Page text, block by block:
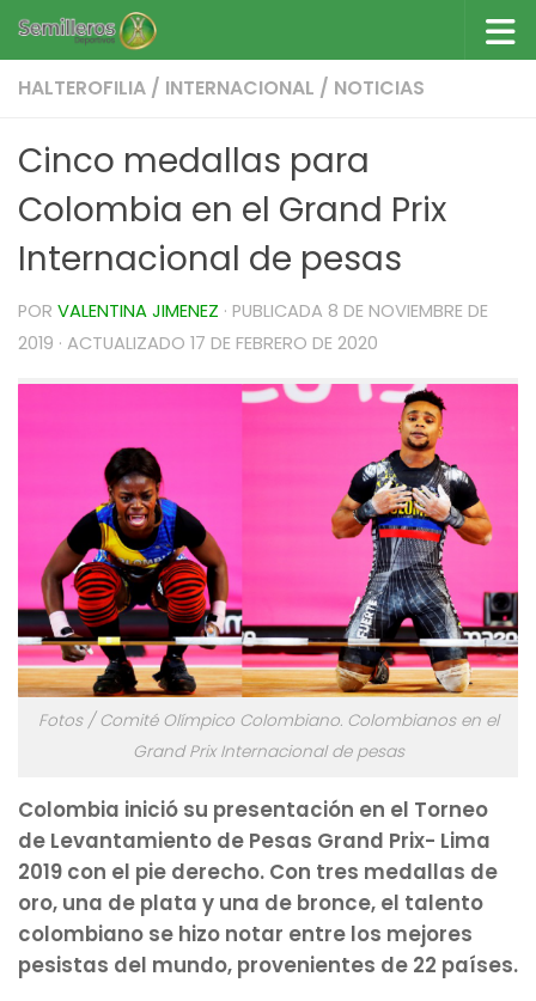
Saltar al contenido
HALTEROFILIA / INTERNACIONAL / NOTICIAS
Cinco medallas para
Colombia en el Grand Prix
Internacional de pesas
POR VALENTINA JIMENEZ · PUBLICADA 8 DE NOVIEMBRE DE
2019 · ACTUALIZADO 17 DE FEBRERO DE 2020
Fotos / Comité Olímpico Colombiano. Colombianos en el
Grand Prix Internacional de pesas
Colombia inició su presentación en el Torneo
de Levantamiento de Pesas Grand Prix- Lima
2019 con el pie derecho. Con tres medallas de
oro, una de plata y una de bronce, el talento
colombiano se hizo notar entre los mejores
pesistas del mundo, provenientes de 22 países.